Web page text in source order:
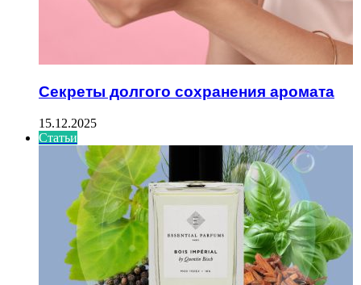
Секреты долгого сохранения аромата
15.12.2025
Статьи